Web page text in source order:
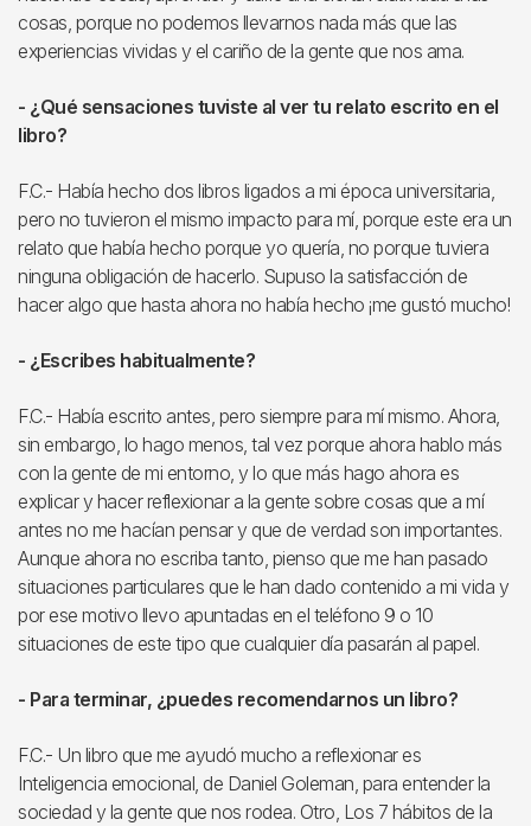
cosas, porque no podemos llevarnos nada más que las
experiencias vividas y el cariño de la gente que nos ama.
- ¿Qué sensaciones tuviste al ver tu relato escrito en el
libro?
F.C.- Había hecho dos libros ligados a mi época universitaria,
pero no tuvieron el mismo impacto para mí, porque este era un
relato que había hecho porque yo quería, no porque tuviera
ninguna obligación de hacerlo. Supuso la satisfacción de
hacer algo que hasta ahora no había hecho ¡me gustó mucho!
- ¿Escribes habitualmente?
F.C.- Había escrito antes, pero siempre para mí mismo. Ahora,
sin embargo, lo hago menos, tal vez porque ahora hablo más
con la gente de mi entorno, y lo que más hago ahora es
explicar y hacer reflexionar a la gente sobre cosas que a mí
antes no me hacían pensar y que de verdad son importantes.
Aunque ahora no escriba tanto, pienso que me han pasado
situaciones particulares que le han dado contenido a mi vida y
por ese motivo llevo apuntadas en el teléfono 9 o 10
situaciones de este tipo que cualquier día pasarán al papel.
- Para terminar, ¿puedes recomendarnos un libro?
F.C.- Un libro que me ayudó mucho a reflexionar es
Inteligencia emocional, de Daniel Goleman, para entender la
sociedad y la gente que nos rodea. Otro, Los 7 hábitos de la